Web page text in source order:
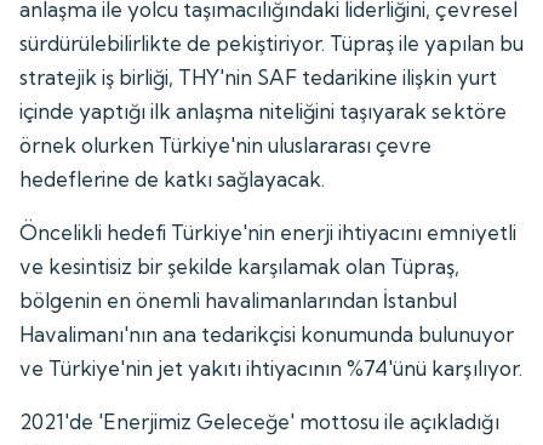
anlaşma ile yolcu taşımacılığındaki liderliğini, çevresel
sürdürülebilirlikte de pekiştiriyor. Tüpraş ile yapılan bu
stratejik iş birliği, THY'nin SAF tedarikine ilişkin yurt
içinde yaptığı ilk anlaşma niteliğini taşıyarak sektöre
örnek olurken Türkiye'nin uluslararası çevre
hedeflerine de katkı sağlayacak.
Öncelikli hedefi Türkiye'nin enerji ihtiyacını emniyetli
ve kesintisiz bir şekilde karşılamak olan Tüpraş,
bölgenin en önemli havalimanlarından İstanbul
Havalimanı'nın ana tedarikçisi konumunda bulunuyor
ve Türkiye'nin jet yakıtı ihtiyacının %74'ünü karşılıyor.
2021'de 'Enerjimiz Geleceğe' mottosu ile açıkladığı